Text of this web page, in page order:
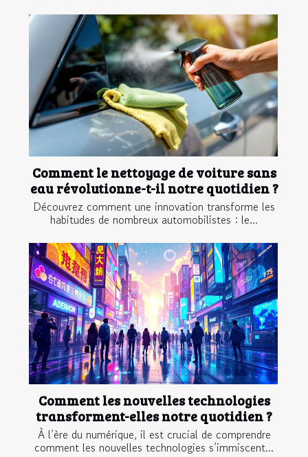
Comment le nettoyage de voiture sans
eau révolutionne-t-il notre quotidien ?
Découvrez comment une innovation transforme les
habitudes de nombreux automobilistes : le...
Comment les nouvelles technologies
transforment-elles notre quotidien ?
À l’ère du numérique, il est crucial de comprendre
comment les nouvelles technologies s’immiscent...